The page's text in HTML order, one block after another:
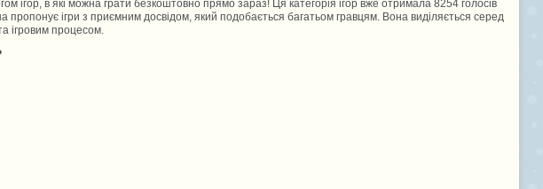
ігор, в які можна грати безкоштовно прямо зараз! Ця категорія ігор вже отримала 8254 голосів
пропонує ігри з приємним досвідом, який подобається багатьом гравцям. Вона виділяється серед
ігровим процесом.